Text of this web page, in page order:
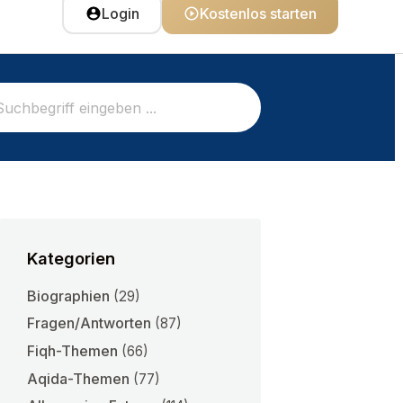
Login Kostenlos starten
Kategorien
Biographien (29)
Fragen/Antworten (87)
Fiqh-Themen (66)
Aqida-Themen (77)